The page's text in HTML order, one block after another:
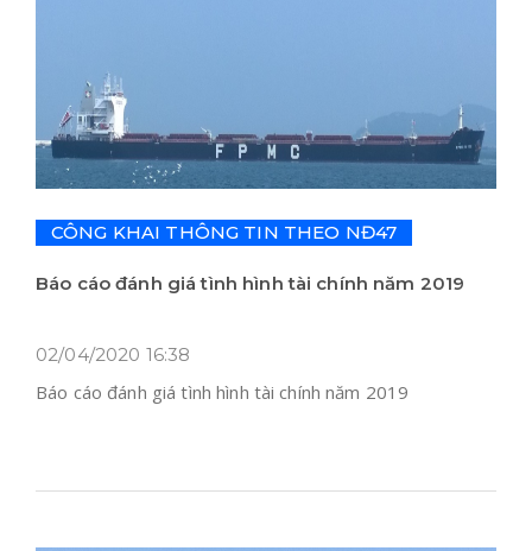
CÔNG KHAI THÔNG TIN THEO NĐ47
Báo cáo đánh giá tình hình tài chính năm 2019
02/04/2020 16:38
Báo cáo đánh giá tình hình tài chính năm 2019